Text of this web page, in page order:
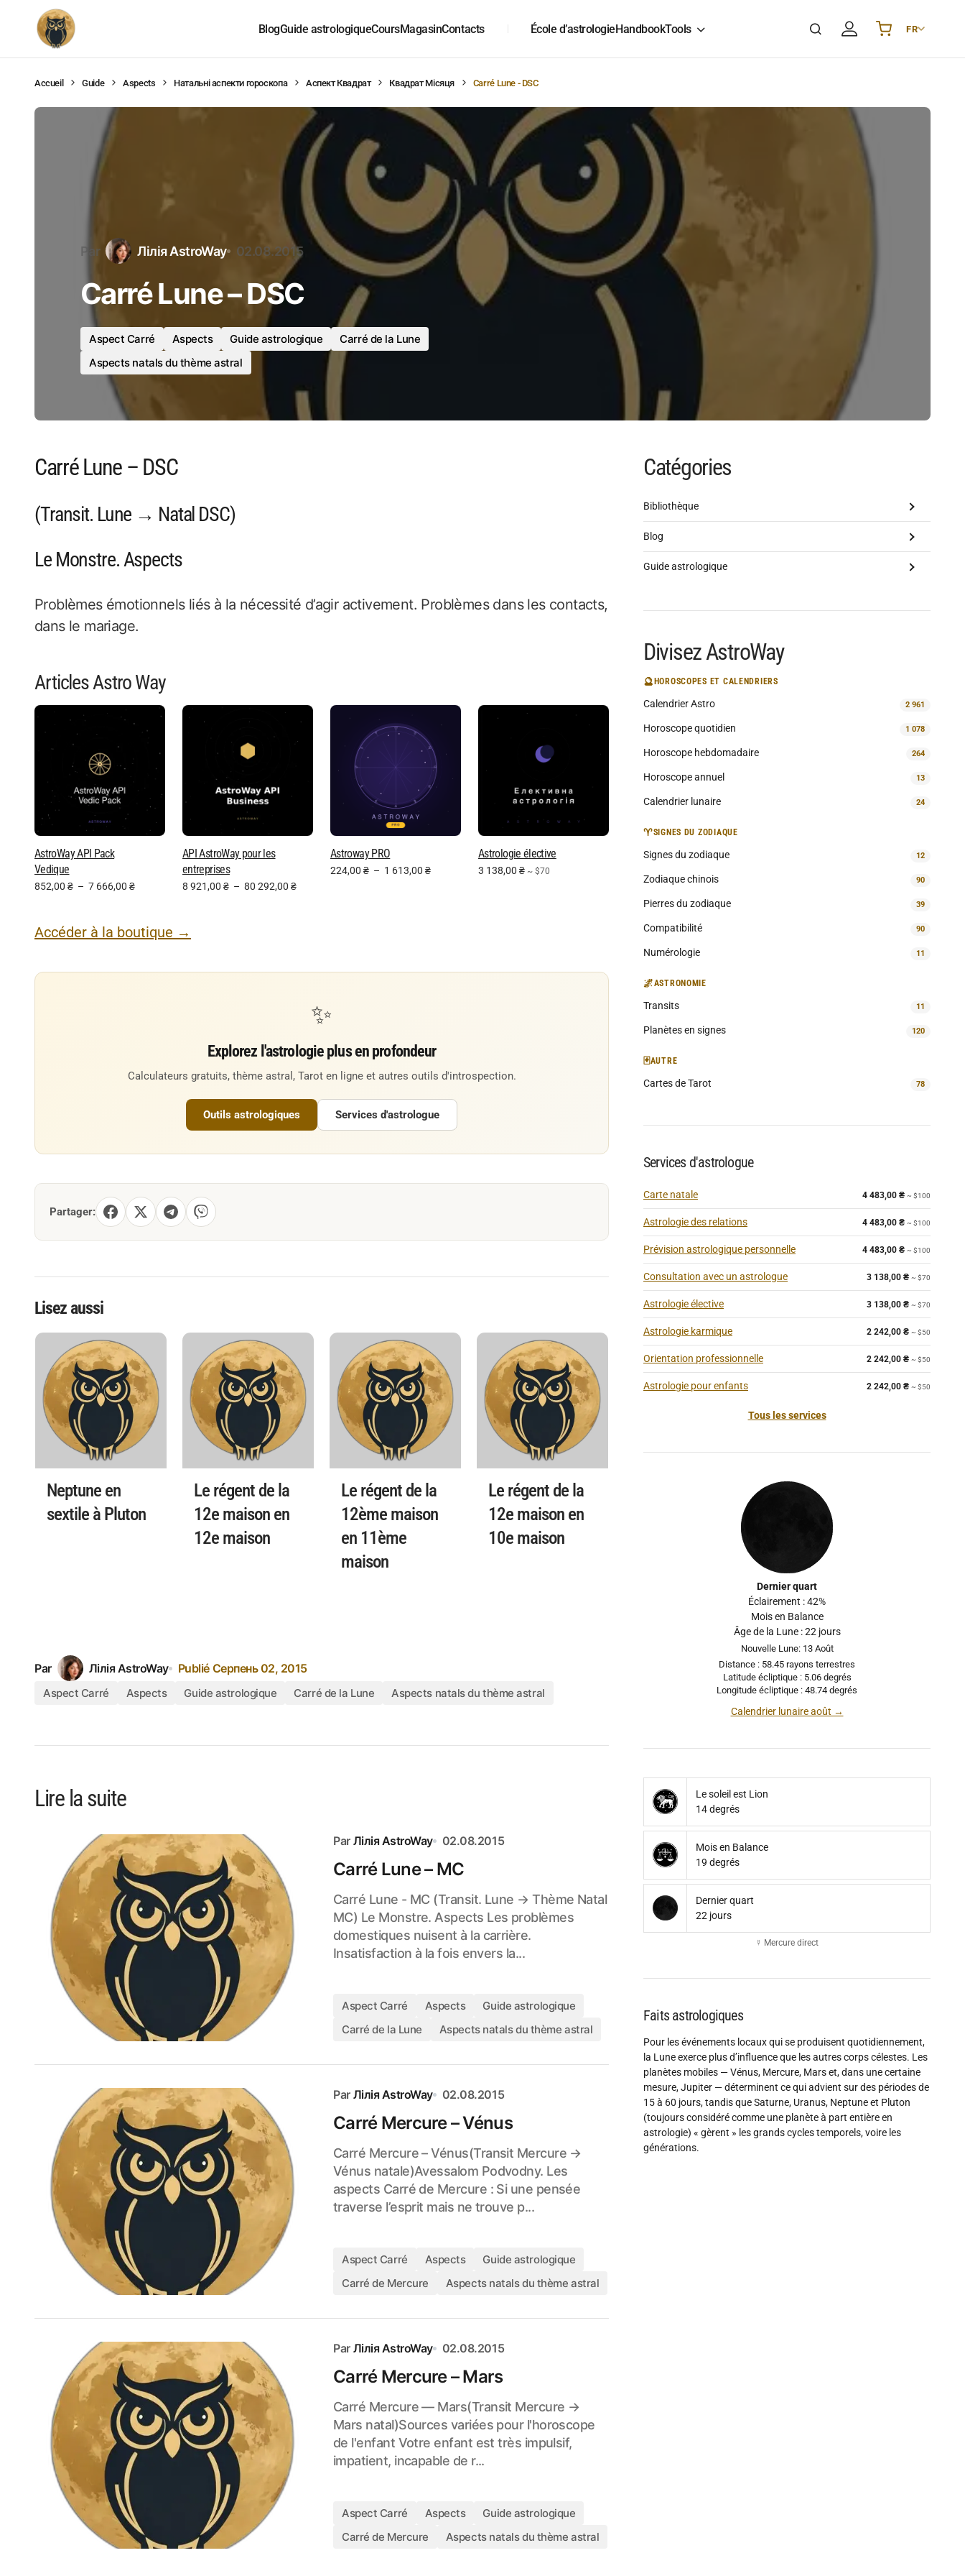
BlogGuide astrologiqueCoursMagasinContacts École d’astrologieHandbookTools FR
UA Українська
Accueil Guide Aspects Натальні аспекти гороскопа Аспект Квадрат Квадрат Місяця Carré Lune - DSC
Par Лілія AstroWay 02.08.2015
Carré Lune – DSC
Aspect Carré Aspects Guide astrologique
Carré de la Lune
Aspects natals du thème astral
Carré Lune – DSC
(Transit. Lune → Natal DSC)
Le Monstre. Aspects
Problèmes émotionnels liés à la nécessité d’agir activement. Problèmes dans les contacts,
dans le mariage.
Articles Astro Way
AstroWay API Pack
Vedique
852,00 ₴ – 7 666,00 ₴
API AstroWay pour les
entreprises
8 921,00 ₴ – 80 292,00 ₴
Astroway PRO
224,00 ₴ – 1 613,00 ₴
Astrologie élective
3 138,00 ₴ ~ $70
Accéder à la boutique →
✨
Explorez l'astrologie plus en profondeur
Calculateurs gratuits, thème astral, Tarot en ligne et autres outils d'introspection.
Outils astrologiques Services d'astrologue
Partager:
Lisez aussi
Neptune en
sextile à Pluton
Le régent de la
12e maison en
12e maison
Le régent de la
12ème maison
en 11ème
maison
Le régent de la
12e maison en
10e maison
Par Лілія AstroWay Publié Серпень 02, 2015
Aspect Carré Aspects Guide astrologique Carré de la Lune Aspects natals du thème astral
Lire la suite
Par Лілія AstroWay 02.08.2015
Carré Lune – MC
Carré Lune - MC (Transit. Lune → Thème Natal
MC) Le Monstre. Aspects Les problèmes
domestiques nuisent à la carrière.
Insatisfaction à la fois envers la...
Aspect Carré Aspects
Guide astrologique
Carré de la Lune
Aspects natals du thème astral
Par Лілія AstroWay 02.08.2015
Carré Mercure – Vénus
Carré Mercure – Vénus(Transit Mercure →
Vénus natale)Avessalom Podvodny. Les
aspects Carré de Mercure : Si une pensée
traverse l’esprit mais ne trouve p...
Aspect Carré Aspects
Guide astrologique
Carré de Mercure
Aspects natals du thème astral
Par Лілія AstroWay 02.08.2015
Carré Mercure – Mars
Carré Mercure — Mars(Transit Mercure →
Mars natal)Sources variées pour l'horoscope
de l'enfant Votre enfant est très impulsif,
impatient, incapable de r...
Aspect Carré Aspects
Guide astrologique
Carré de Mercure
Aspects natals du thème astral
Catégories
Bibliothèque
Blog
Guide astrologique
Divisez AstroWay
🔮HOROSCOPES ET CALENDRIERS
Calendrier Astro 2 961
Horoscope quotidien 1 078
Horoscope hebdomadaire 264
Horoscope annuel 13
Calendrier lunaire 24
♈SIGNES DU ZODIAQUE
Signes du zodiaque 12
Zodiaque chinois 90
Pierres du zodiaque 39
Compatibilité 90
Numérologie 11
🌌ASTRONOMIE
Transits 11
Planètes en signes 120
🃏AUTRE
Cartes de Tarot 78
Services d'astrologue
Carte natale 4 483,00 ₴ ~ $100
Astrologie des relations 4 483,00 ₴ ~ $100
Prévision astrologique personnelle 4 483,00 ₴ ~ $100
Consultation avec un astrologue 3 138,00 ₴ ~ $70
Astrologie élective 3 138,00 ₴ ~ $70
Astrologie karmique 2 242,00 ₴ ~ $50
Orientation professionnelle 2 242,00 ₴ ~ $50
Astrologie pour enfants 2 242,00 ₴ ~ $50
Tous les services
Dernier quart
Éclairement : 42%
Mois en Balance
Âge de la Lune : 22 jours
Nouvelle Lune: 13 Août
Distance : 58.45 rayons terrestres
Latitude écliptique : 5.06 degrés
Longitude écliptique : 48.74 degrés
Calendrier lunaire août →
Le soleil est Lion
14 degrés
Mois en Balance
19 degrés
Dernier quart
22 jours
☿ Mercure direct
Faits astrologiques
Pour les événements locaux qui se produisent quotidiennement,
la Lune exerce plus d’influence que les autres corps célestes. Les
planètes mobiles — Vénus, Mercure, Mars et, dans une certaine
mesure, Jupiter — déterminent ce qui advient sur des périodes de
15 à 60 jours, tandis que Saturne, Uranus, Neptune et Pluton
(toujours considéré comme une planète à part entière en
astrologie) « gèrent » les grands cycles temporels, voire les
générations.